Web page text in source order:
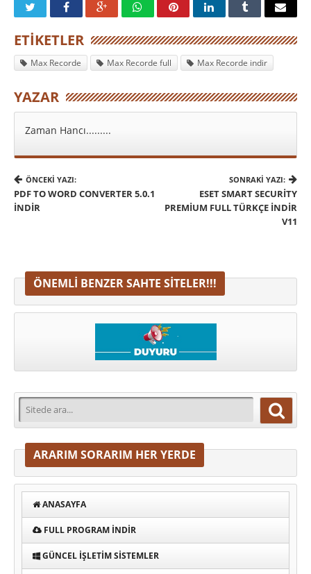
ETIKETLER
Max Recorde Max Recorde full Max Recorde indir
YAZAR
Zaman Hancı.........
ÖNCEKI YAZI:
PDF TO WORD CONVERTER 5.0.1
İNDIR
SONRAKI YAZI:
ESET SMART SECURITY
PREMIUM FULL TÜRKÇE İNDIR
V11
ÖNEMLI BENZER SAHTE SITELER!!!
ARARIM SORARIM HER YERDE
ANASAYFA
FULL PROGRAM INDIR
GÜNCEL İŞLETIM SISTEMLER